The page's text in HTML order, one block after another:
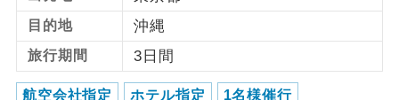
目的地 沖縄
旅行期間 3日間
航空会社指定 ホテル指定 1名様催行
年齢制限あり
ご参加にあたり年齢に制限があるコース
です。
航空会社指定
利用航空会社が指定なので、ご出発の計
画にとても便利です。